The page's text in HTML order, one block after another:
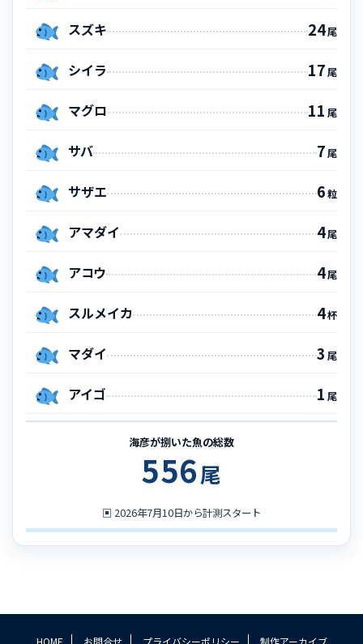
スズキ 24尾
シイラ 17尾
マグロ 11 尾
サバ 7尾
サザエ 6粒
アマダイ 4尾
アコウ 4尾
スルメイカ 4杯
マダイ 3 尾
アイゴ 1 尾
海彦が捌いた魚の総数
556尾
▣ 2026年7月10日から計測スタート
HOME お問合せ プライバシーポリシー 制作アーカイブ